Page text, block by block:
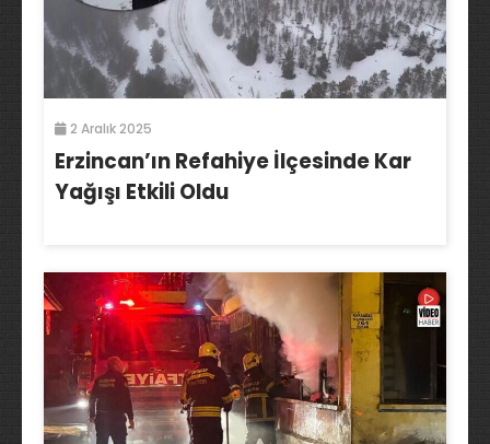
2 Aralık 2025
Erzincan’ın Refahiye İlçesinde Kar
Yağışı Etkili Oldu